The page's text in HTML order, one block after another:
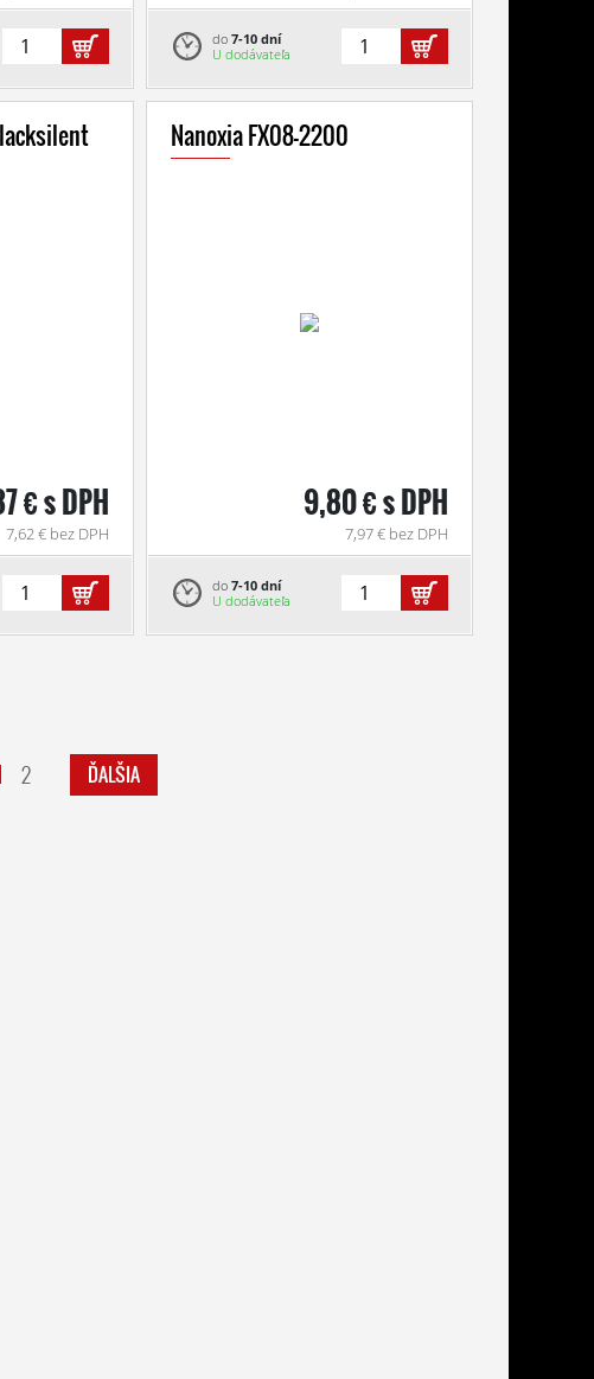
do7-10 dní
U dodávateľa
€ s DPH
7,62 € bez DPH
Nanoxia FX08-2200
9,80 € s DPH
7,97 € bez DPH
do7-10 dní
U dodávateľa
2 ĎALŠIA